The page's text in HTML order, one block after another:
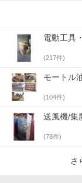
電動工具
(217件)
モートル
(104件)
送風機/集
(78件)
さ